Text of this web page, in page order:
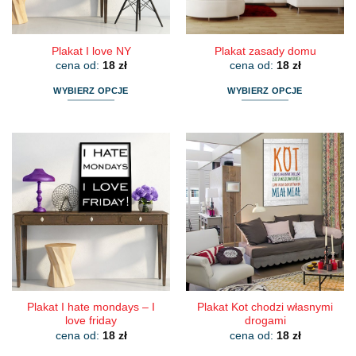
Plakat I love NY
cena od: 18 zł
WYBIERZ OPCJE
ma
wiele
wariantów.
Opcje
można
wybrać
produktu
Plakat zasady domu
cena od: 18 zł
WYBIERZ OPCJE
ma
wiele
wariantów.
Opcje
można
wybrać
na
stronie
produktu
Plakat I hate mondays – I
love friday
cena od: 18 zł
Plakat Kot chodzi własnymi
drogami
cena od: 18 zł